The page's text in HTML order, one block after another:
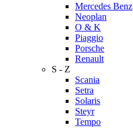
Mercedes Benz
Neoplan
O & K
Piaggio
Porsche
Renault
S - Z
Scania
Setra
Solaris
Steyr
Tempo